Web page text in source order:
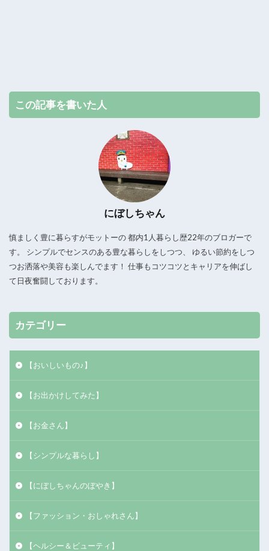
この記事を書いた人
にぼしちゃん
慎ましく豊に暮らすがモットーの 都内1人暮らし歴22年のブロガーで
す。 シンプルでセンスのある豊な暮らしをしつつ、 ゆるい節約をしつ
つお洒落や美容も楽しんでます！ 仕事もコツコツとキャリアを伸ばし
て日夜奮闘しております。
カテゴリー
【おいしいもの♪】
【お出かけしてみた】
【お金さん】
【シンプルな暮らし】
【にぼしちゃんのぼやき】
【ファッション・おしゃれさん】
【ヘルシー＆ビューティ】